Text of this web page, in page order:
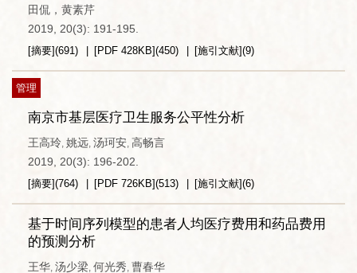
田侃，黄素芹
2019, 20(3): 191-195.
[摘要](691) [PDF 428KB](450) [施引文献](9)
管理
南京市基层医疗卫生服务公平性分析
王高玲, 姚远, 汤珂安, 高畅言
2019, 20(3): 196-202.
[摘要](764) [PDF 726KB](513) [施引文献](6)
基于时间序列模型的患者人均医疗费用和药品费用
的预测分析
王华, 汤少梁, 何光秀, 曹春华